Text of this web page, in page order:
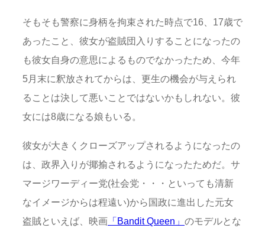
そもそも警察に身柄を拘束された時点で16、17歳で
あったこと、彼女が盗賊団入りすることになったの
も彼女自身の意思によるものでなかったため、今年
5月末に釈放されてからは、更生の機会が与えられ
ることは決して悪いことではないかもしれない。彼
女には8歳になる娘もいる。
彼女が大きくクローズアップされるようになったの
は、政界入りが揶揄されるようになったためだ。サ
マージワーディー党(社会党・・・といっても清新
なイメージからは程遠い)から国政に進出した元女
盗賊といえば、映画 「Bandit Queen」 のモデルとな